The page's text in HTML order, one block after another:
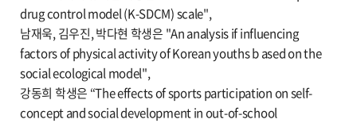
drug control model (K-SDCM) scale",
남재욱, 김우진, 박다현 학생은 "An analysis if influencing
factors of physical activity of Korean youths b ased on the
social ecological model",
강동희 학생은 “The effects of sports participation on self-
concept and social development in out-of-school